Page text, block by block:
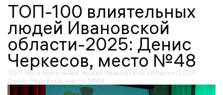
ТОП-100 влиятельных
людей Ивановской
области-2025: Денис
Черкесов, место №48
ТОП-100 влиятельных людей Ивановской области-2025:
Денис Черкесов, место №48